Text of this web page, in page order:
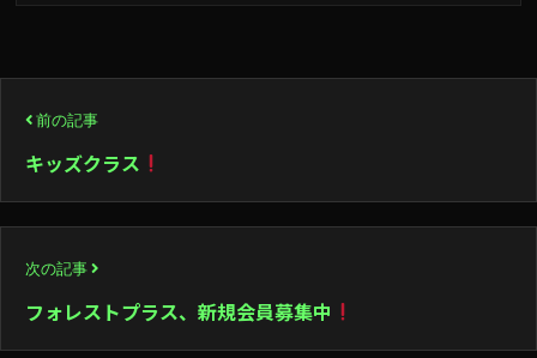
稿
ナ
ビ
ゲ
ー
前の記事
キッズクラス
次の記事
フォレストプラス、新規会員募集中